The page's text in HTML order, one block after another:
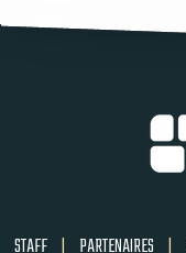
STAFF | PARTENAIRES |